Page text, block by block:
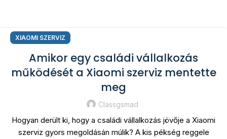
XIAOMI SZERVIZ
Amikor egy családi vállalkozás
működését a Xiaomi szerviz mentette
meg
Classgsmad
Hogyan derült ki, hogy a családi vállalkozás jövője a Xiaomi
szerviz gyors megoldásán múlik? A kis pékség reggele